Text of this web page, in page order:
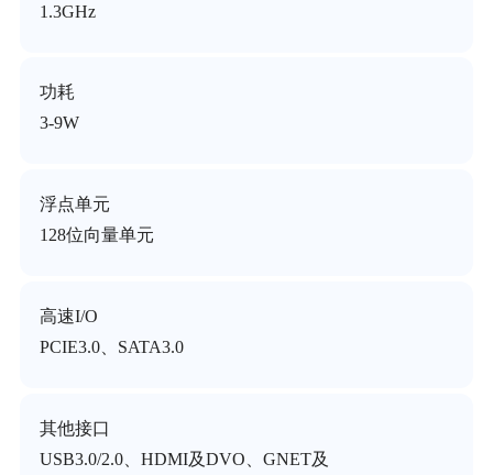
1.3GHz
功耗
3-9W
浮点单元
128位向量单元
高速I/O
PCIE3.0、SATA3.0
其他接口
USB3.0/2.0、HDMI及DVO、GNET及